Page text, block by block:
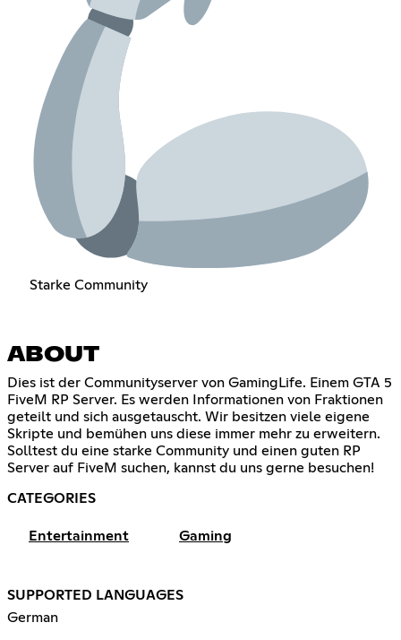
Starke Community
ABOUT
Dies ist der Communityserver von GamingLife. Einem GTA 5
FiveM RP Server. Es werden Informationen von Fraktionen
geteilt und sich ausgetauscht. Wir besitzen viele eigene
Skripte und bemühen uns diese immer mehr zu erweitern.
Solltest du eine starke Community und einen guten RP
Server auf FiveM suchen, kannst du uns gerne besuchen!
CATEGORIES
Entertainment Gaming
SUPPORTED LANGUAGES
German